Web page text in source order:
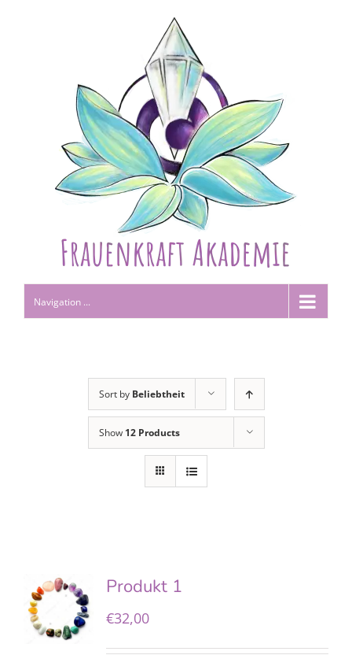
Navigation ...
Sort by Beliebtheit
Show 12 Products
Produkt 1
€32,00